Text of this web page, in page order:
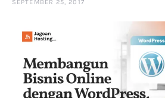
SEPTEMBER 25, 2017